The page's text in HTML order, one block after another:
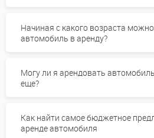
Начиная с какого возраста
автомобиль в аренду?
Могу ли я арендовать
еще?
Как найти самое бюджетное
аренде автомобиля